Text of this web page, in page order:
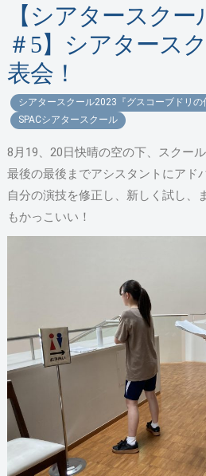
【シアタースクー
＃5】シアタース
表会！
シアタースクール2023『グスコーブドリの
SPACシアタースクール
8月19、20日快晴の空の下、スクー
最後の最後までアシスタントにアド
自分の演技を修正し、新しく試し、
もかっこいい！